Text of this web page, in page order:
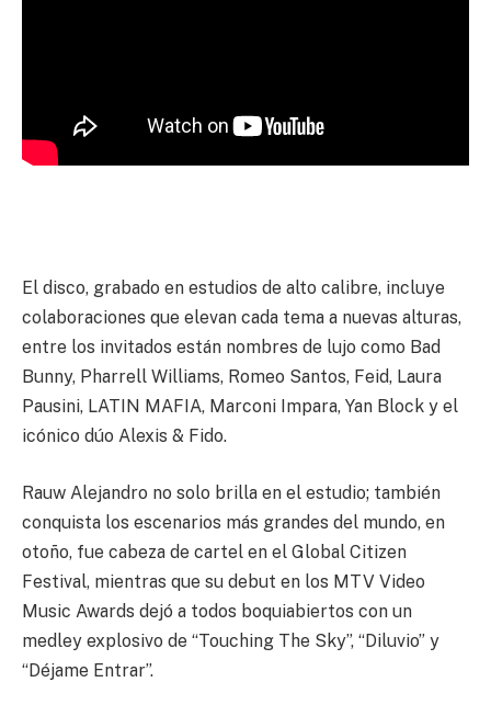
El disco, grabado en estudios de alto calibre, incluye
colaboraciones que elevan cada tema a nuevas alturas,
entre los invitados están nombres de lujo como Bad
Bunny, Pharrell Williams, Romeo Santos, Feid, Laura
Pausini, LATIN MAFIA, Marconi Impara, Yan Block y el
icónico dúo Alexis & Fido.
Rauw Alejandro no solo brilla en el estudio; también
conquista los escenarios más grandes del mundo, en
otoño, fue cabeza de cartel en el Global Citizen
Festival, mientras que su debut en los MTV Video
Music Awards dejó a todos boquiabiertos con un
medley explosivo de “Touching The Sky”, “Diluvio” y
“Déjame Entrar”.